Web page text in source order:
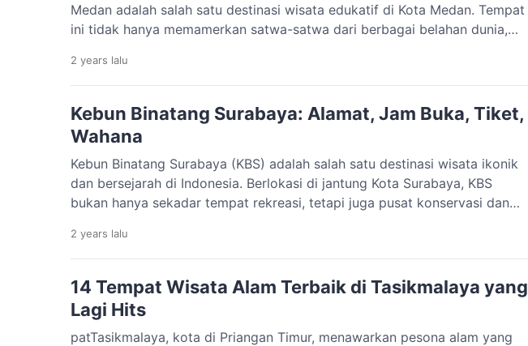
Medan adalah salah satu destinasi wisata edukatif di Kota Medan. Tempat
ini tidak hanya memamerkan satwa-satwa dari berbagai belahan dunia,
Dengan konsep yang menggabungkan edukasi dan hiburan, museum ini
cocok untuk semua kalangan usia, mulai dari anak-anak hingga […]
2 years lalu
Kebun Binatang Surabaya: Alamat, Jam Buka, Tiket,
Wahana
Kebun Binatang Surabaya (KBS) adalah salah satu destinasi wisata ikonik
dan bersejarah di Indonesia. Berlokasi di jantung Kota Surabaya, KBS
bukan hanya sekadar tempat rekreasi, tetapi juga pusat konservasi dan
belahan dunia, KBS menjadi tempat yang wajib dikunjungi saat berada di
Surabaya. Yuk, simak informasi lengkap tentang […]
2 years lalu
14 Tempat Wisata Alam Terbaik di Tasikmalaya yang
Lagi Hits
patTasikmalaya, kota di Priangan Timur, menawarkan pesona alam yang